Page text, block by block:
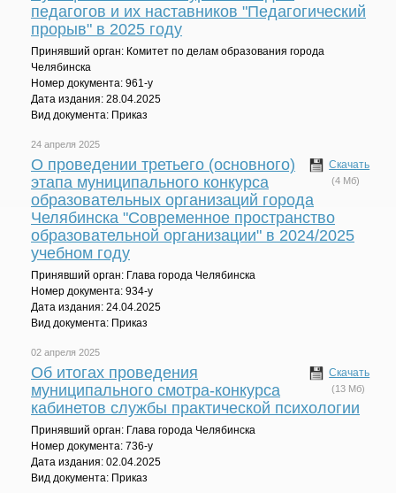
педагогов и их наставников "Педагогический
прорыв" в 2025 году
Принявший орган: Комитет по делам образования города
Челябинска
Номер документа: 961-у
Дата издания: 28.04.2025
Вид документа: Приказ
24 апреля 2025
Скачать
(4 Мб)
О проведении третьего (основного)
этапа муниципального конкурса
образовательных организаций города
Челябинска "Современное пространство
образовательной организации" в 2024/2025
учебном году
Принявший орган: Глава города Челябинска
Номер документа: 934-у
Дата издания: 24.04.2025
Вид документа: Приказ
02 апреля 2025
Скачать
(13 Мб)
Об итогах проведения
муниципального смотра-конкурса
кабинетов службы практической психологии
Принявший орган: Глава города Челябинска
Номер документа: 736-у
Дата издания: 02.04.2025
Вид документа: Приказ